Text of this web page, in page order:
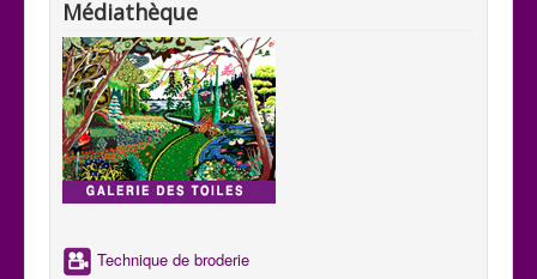
Médiathèque
Technique de broderie